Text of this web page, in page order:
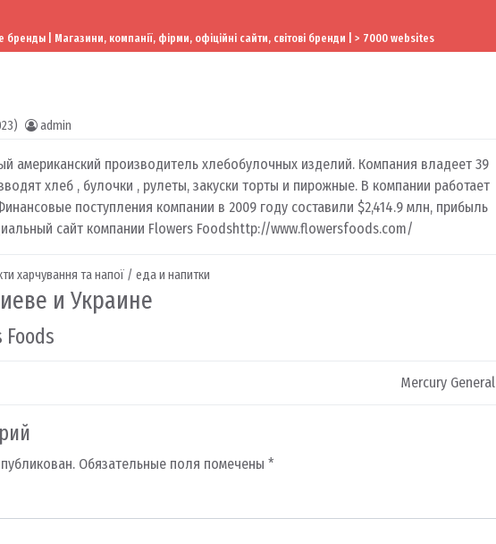
| Магазини, компанії, фірми, офіційні сайти, світові бренди | > 7000 websites
admin
американский производитель хлебобулочных изделий. Компания владеет 39
хлеб , булочки , рулеты, закуски торты и пирожные. В компании работает
поступления компании в 2009 году составили $2,414.9 млн, прибыль
сайт компании Flowers Foodshttp://www.flowersfoods.com/
харчування та напої / еда и напитки
и Украине
Mercury General
Обязательные поля помечены *